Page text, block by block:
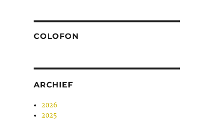
COLOFON
ARCHIEF
2026
2025